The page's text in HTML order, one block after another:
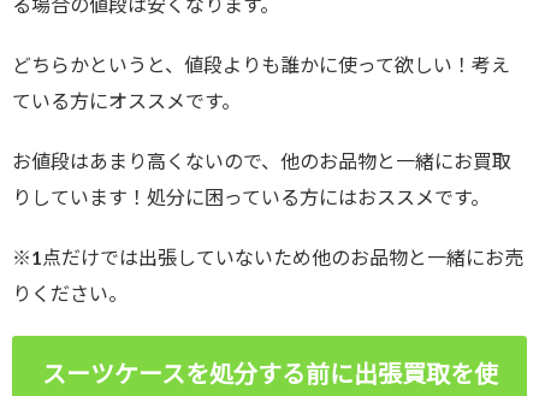
どちらかというと、値段よりも誰かに使って欲しい！考え
ている方にオススメです。
お値段はあまり高くないので、他のお品物と一緒にお買取
りしています！処分に困っている方にはおススメです。
※1点だけでは出張していないため他のお品物と一緒にお売
りください。
スーツケースを処分する前に出張買取を使